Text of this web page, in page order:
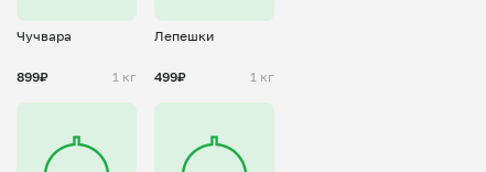
Чучвара
899₽ 1 кг
Лепешки
499₽ 1 кг